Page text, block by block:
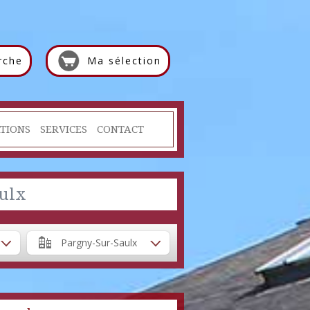
Ma sélection
SERVICES CONTACT
Pargny-Sur-Saulx